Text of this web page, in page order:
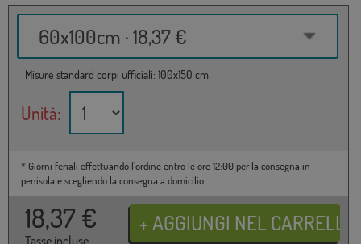
60x100cm · 18,37 €
Misure standard corpi ufficiali: 100x150 cm
Unità:
* Giorni feriali effettuando l'ordine entro le ore 12:00 per la consegna in
penisola e scegliendo la consegna a domicilio.
18,37 €
Tasse incluse